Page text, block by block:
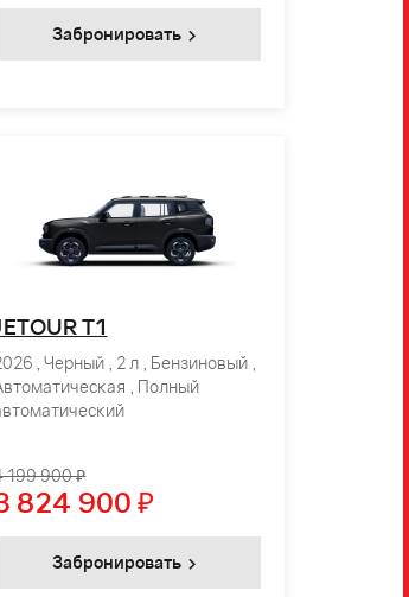
Забронировать
T1
, Черный , 2 л , Бензиновый ,
, Полный
199 900 ₽
824 900 ₽
Забронировать